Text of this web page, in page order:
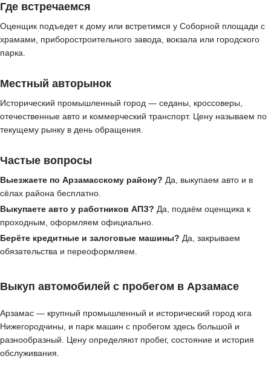
Где встречаемся
Оценщик подъедет к дому или встретимся у Соборной площади с
храмами, приборостроительного завода, вокзала или городского
парка.
Местный авторынок
Исторический промышленный город — седаны, кроссоверы,
отечественные авто и коммерческий транспорт. Цену называем по
текущему рынку в день обращения.
Частые вопросы
Выезжаете по Арзамасскому району? Да, выкупаем авто и в
сёлах района бесплатно.
Выкупаете авто у работников АПЗ? Да, подаём оценщика к
проходным, оформляем официально.
Берёте кредитные и залоговые машины? Да, закрываем
обязательства и переоформляем.
Выкуп автомобилей с пробегом в Арзамасе
Арзамас — крупный промышленный и исторический город юга
Нижегородчины, и парк машин с пробегом здесь большой и
разнообразный. Цену определяют пробег, состояние и история
обслуживания.